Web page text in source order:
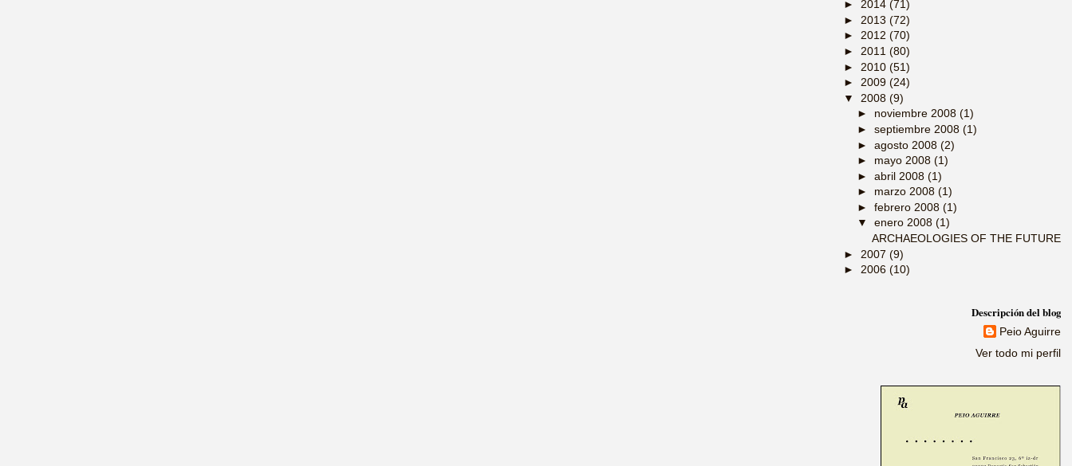
► 2014 (71)
► 2013 (72)
► 2012 (70)
► 2011 (80)
► 2010 (51)
► 2009 (24)
▼ 2008 (9)
► noviembre 2008(1)
►septiembre 2008(1)
►agosto 2008(2)
► mayo 2008(1)
►abril 2008(1)
► marzo 2008(1)
►febrero 2008(1)
▼enero 2008(1)
ARCHAEOLOGIES OF THE FUTURE
► 2007 (9)
► 2006 (10)
Descripción del blog
Peio Aguirre
Ver todo mi perfil